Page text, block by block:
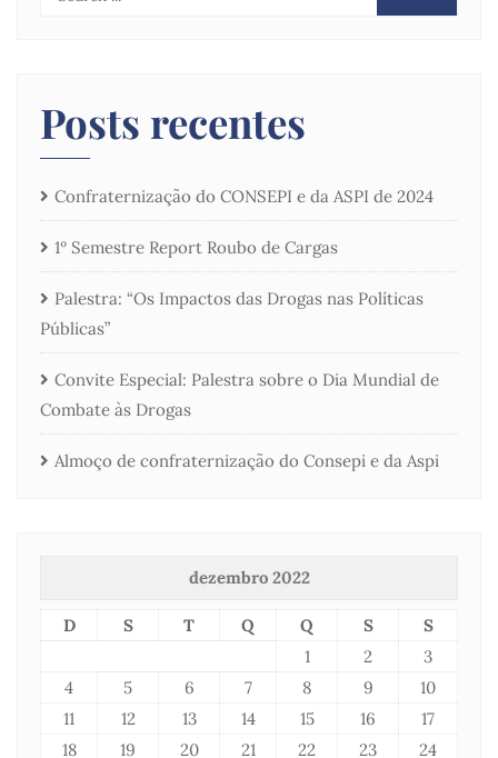
Posts recentes
Confraternização do CONSEPI e da ASPI de 2024
1º Semestre Report Roubo de Cargas
Palestra: “Os Impactos das Drogas nas Políticas
Públicas”
Convite Especial: Palestra sobre o Dia Mundial de
Combate às Drogas
Almoço de confraternização do Consepi e da Aspi
dezembro 2022
D S T Q Q S
S
1
2
3
4
5 6 7 8 9
10
11
12 13 14 15 16
17
18
19 20 21 22 23 24